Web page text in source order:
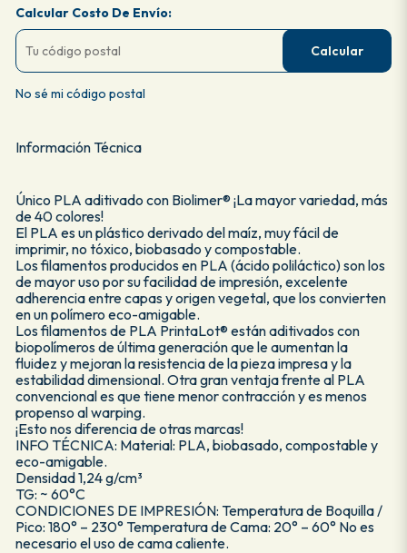
Calcular Costo De Envío:
Calcular
No sé mi código postal
Información Técnica
Único PLA aditivado con Biolimer® ¡La mayor variedad, más
de 40 colores!
El PLA es un plástico derivado del maíz, muy fácil de
imprimir, no tóxico, biobasado y compostable.
Los filamentos producidos en PLA (ácido poliláctico) son los
de mayor uso por su facilidad de impresión, excelente
adherencia entre capas y origen vegetal, que los convierten
en un polímero eco-amigable.
Los filamentos de PLA PrintaLot® están aditivados con
biopolímeros de última generación que le aumentan la
fluidez y mejoran la resistencia de la pieza impresa y la
estabilidad dimensional. Otra gran ventaja frente al PLA
convencional es que tiene menor contracción y es menos
propenso al warping.
¡Esto nos diferencia de otras marcas!
INFO TÉCNICA: Material: PLA, biobasado, compostable y
eco-amigable.
Densidad 1,24 g/cm³
TG: ~ 60°C
CONDICIONES DE IMPRESIÓN: Temperatura de Boquilla /
Pico: 180° – 230° Temperatura de Cama: 20° – 60° No es
necesario el uso de cama caliente.